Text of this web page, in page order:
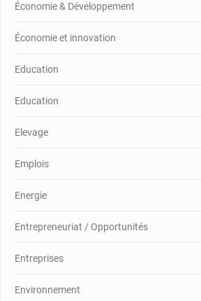
Économie & Développement
Économie et innovation
Education
Education
Elevage
Emplois
Energie
Entrepreneuriat / Opportunités
Entreprises
Environnement